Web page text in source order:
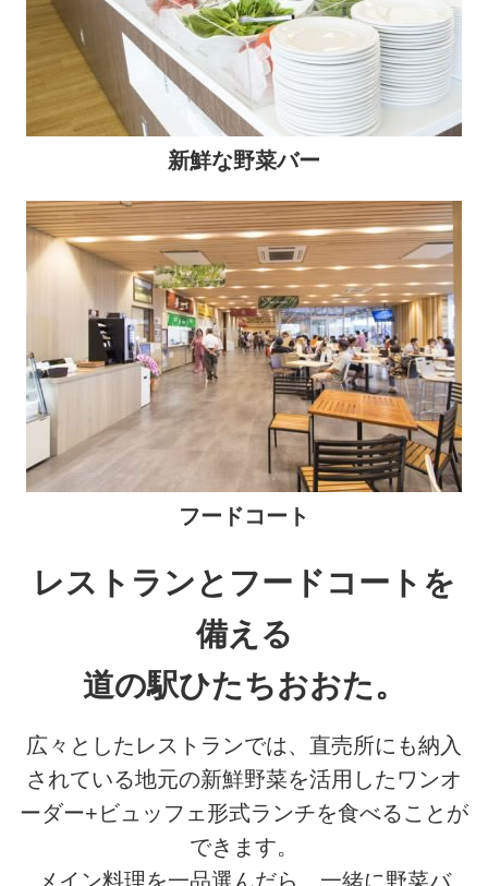
新鮮な野菜バー
フードコート
レストランとフードコートを
備える
道の駅ひたちおおた。
広々としたレストランでは、直売所にも納入
されている地元の新鮮野菜を活用したワンオ
ーダー+ビュッフェ形式ランチを食べることが
できます。
メイン料理を一品選んだら、一緒に野菜バ